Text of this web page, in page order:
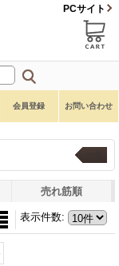
PCサイト
会員登録 お問い合わせ
売れ筋順
表示件数: